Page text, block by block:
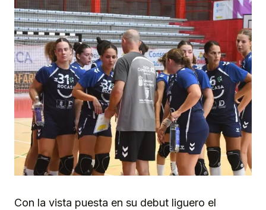
Con la vista puesta en su debut liguero el